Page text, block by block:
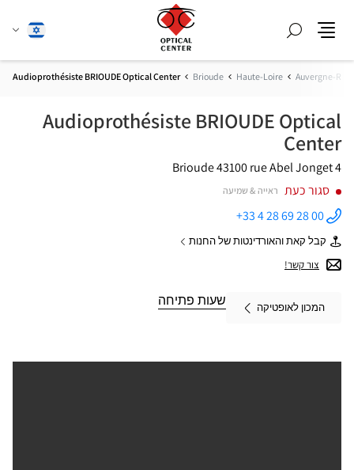
חפש
שנהעברית
Auvergne-
Haute-Loire
Brioude
Audioprothésiste BRIOUDE Optical Center
Audioprothésiste BRIOUDE Optical
Center
4 rue Abel Jonget
43100 Brioude
סגור כעת ראייה & שמיעה
התקשר
לחנות
Audioprothésiste
BRIOUDE
Optical
+33 4 28 69 28 00
קבל קאת והאורדינטות של החנות של
Audioprothésiste
BRIOUDE
צור קשר!
המכון לאופטיקה
שעות פתיחה